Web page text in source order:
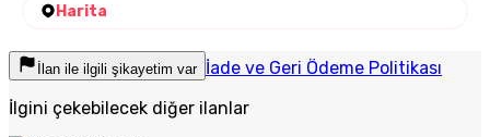
Harita
İlan ile ilgili şikayetim var İade ve Geri Ödeme Politikası
İlgini çekebilecek diğer ilanlar